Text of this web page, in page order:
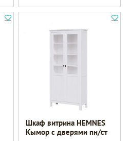
Шкаф витрина HEMNES
Кымор с дверями пн/ст